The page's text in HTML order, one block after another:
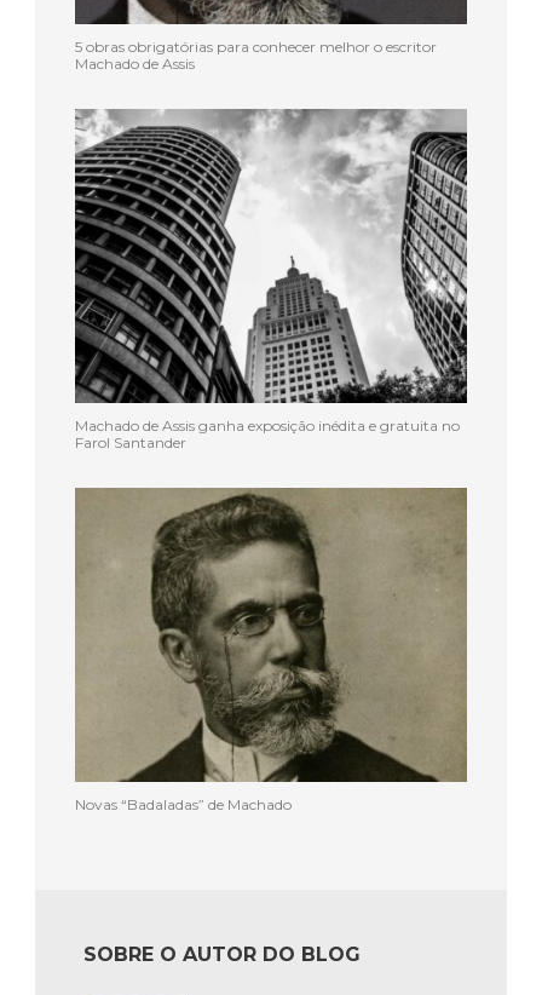
5 obras obrigatórias para conhecer melhor o escritor
Machado de Assis
Machado de Assis ganha exposição inédita e gratuita no
Farol Santander
Novas “Badaladas” de Machado
SOBRE O AUTOR DO BLOG